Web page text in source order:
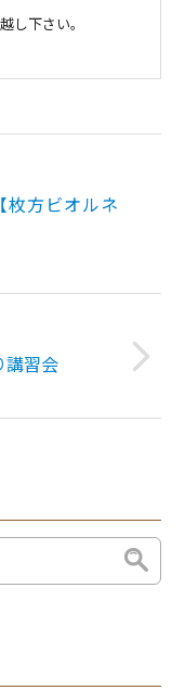
し下さい。
方ビオルネ
講習会